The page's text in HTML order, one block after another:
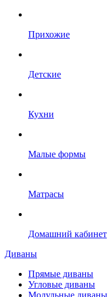
Прихожие
Детские
Кухни
Малые формы
Матрасы
Домашний кабинет
Диваны
Прямые диваны
Угловые диваны
Модульные диваны